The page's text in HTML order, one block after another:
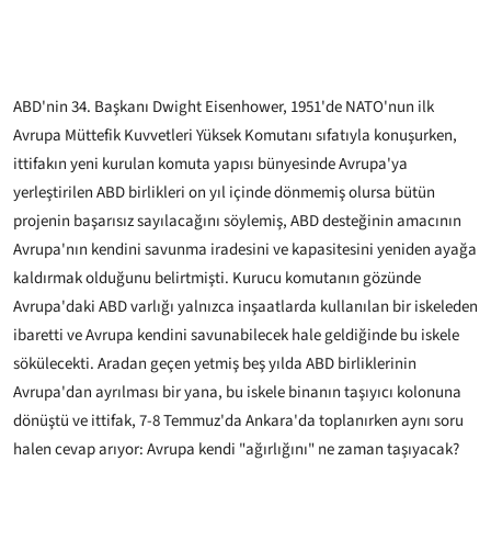
ABD'nin 34. Başkanı Dwight Eisenhower, 1951'de NATO'nun ilk
Avrupa Müttefik Kuvvetleri Yüksek Komutanı sıfatıyla konuşurken,
ittifakın yeni kurulan komuta yapısı bünyesinde Avrupa'ya
yerleştirilen ABD birlikleri on yıl içinde dönmemiş olursa bütün
projenin başarısız sayılacağını söylemiş, ABD desteğinin amacının
Avrupa'nın kendini savunma iradesini ve kapasitesini yeniden ayağa
kaldırmak olduğunu belirtmişti. Kurucu komutanın gözünde
Avrupa'daki ABD varlığı yalnızca inşaatlarda kullanılan bir iskeleden
ibaretti ve Avrupa kendini savunabilecek hale geldiğinde bu iskele
sökülecekti. Aradan geçen yetmiş beş yılda ABD birliklerinin
Avrupa'dan ayrılması bir yana, bu iskele binanın taşıyıcı kolonuna
dönüştü ve ittifak, 7-8 Temmuz'da Ankara'da toplanırken aynı soru
halen cevap arıyor: Avrupa kendi "ağırlığını" ne zaman taşıyacak?